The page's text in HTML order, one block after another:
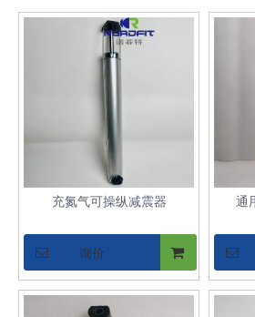
充氮气可操纵减震器
询价
通